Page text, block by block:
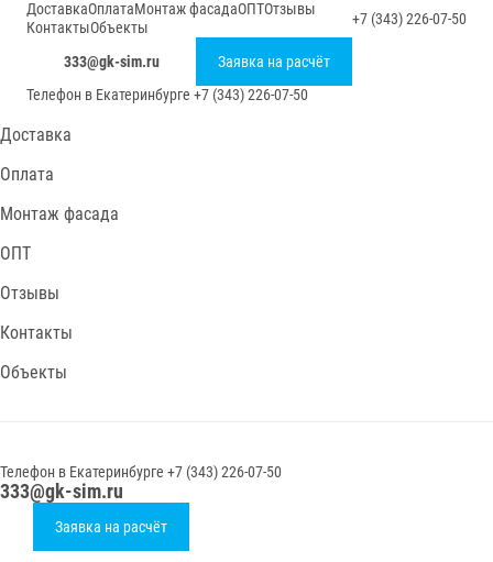
ДоставкаОплатаМонтаж фасадаОПТОтзывы
КонтактыОбъекты +7 (343) 226-07-50
333@gk-sim.ru
Заявка на расчёт
Телефон в Екатеринбурге +7 (343) 226-07-50
Доставка
Оплата
Монтаж фасада
ОПТ
Отзывы
Контакты
Объекты
Телефон в Екатеринбурге +7 (343) 226-07-50
333@gk-sim.ru
Заявка на расчёт